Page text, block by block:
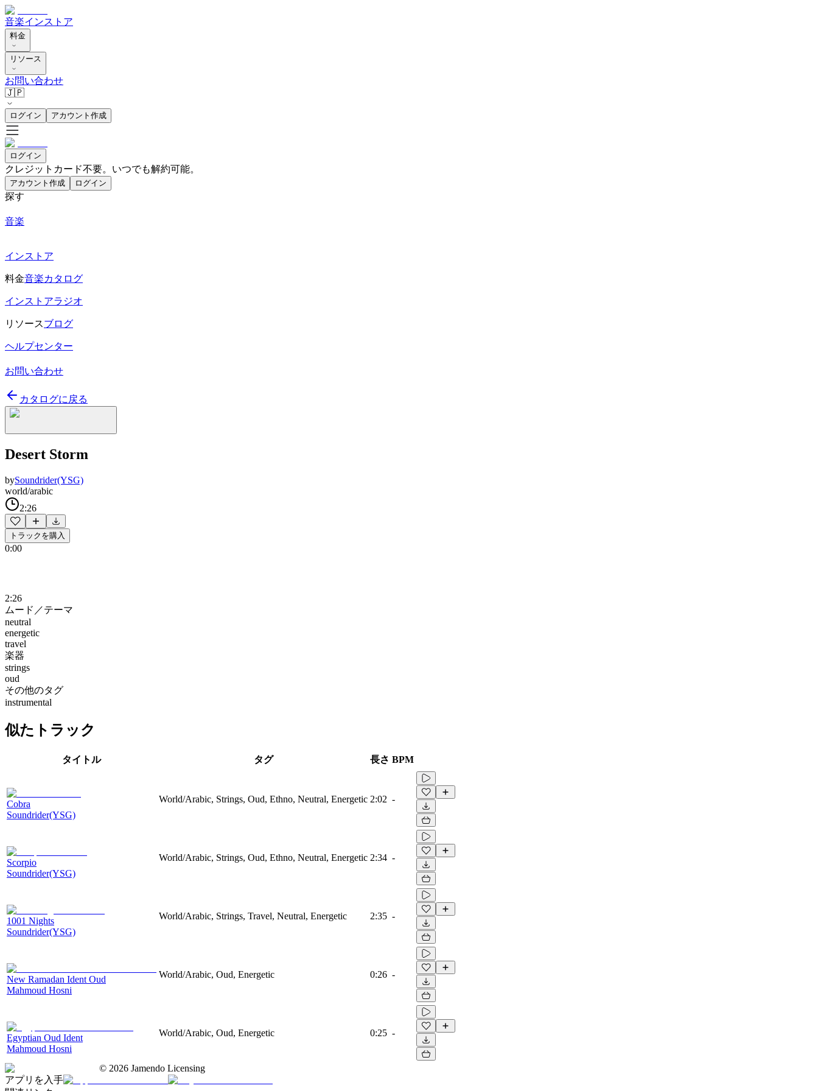
音楽インストア
料金
リソース
お問い合わせ
🇯🇵
ログイン アカウント作成
ログイン
クレジットカード不要。いつでも解約可能。
アカウント作成 ログイン
探す
音楽
インストア
料金音楽カタログ
インストアラジオ
リソースブログ
ヘルプセンター
お問い合わせ
カタログに戻る
Desert Storm
bySoundrider(YSG)
world/arabic
2:26
トラックを購入
0:00
2:26
ムード／テーマ
neutral
energetic
travel
楽器
strings
oud
その他のタグ
instrumental
似たトラック
タイトル タグ 長さ BPM
Cobra
Soundrider(YSG)
World/Arabic, Strings, Oud, Ethno, Neutral, Energetic 2:02 -
Scorpio
Soundrider(YSG)
World/Arabic, Strings, Oud, Ethno, Neutral, Energetic 2:34 -
1001 Nights
Soundrider(YSG)
World/Arabic, Strings, Travel, Neutral, Energetic 2:35 -
New Ramadan Ident Oud
Mahmoud Hosni
World/Arabic, Oud, Energetic 0:26 -
Egyptian Oud Ident
Mahmoud Hosni
World/Arabic, Oud, Energetic 0:25 -
© 2026 Jamendo Licensing
アプリを入手